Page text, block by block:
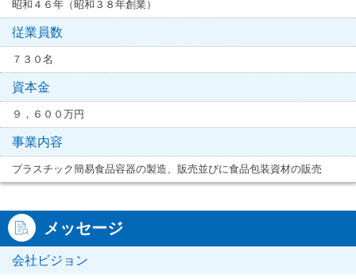
昭和４６年（昭和３８年創業）
従業員数
７３０名
資本金
９，６００万円
事業内容
プラスチック簡易食品容器の製造、販売並びに食品包装資材の販売
メッセージ
会社ビジョン